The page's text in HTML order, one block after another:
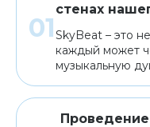
стенах
SkyBeat – это
каждый может
музыкальную